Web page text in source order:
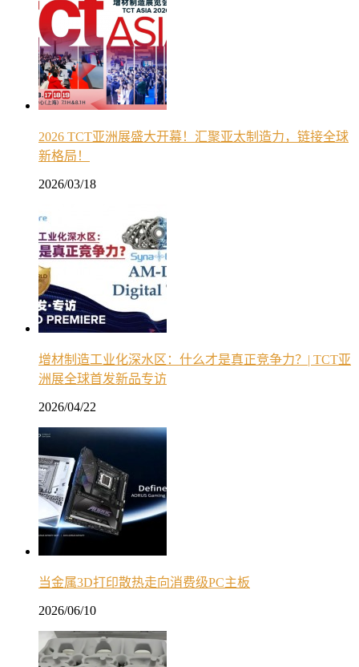
2026 TCT亚洲展盛大开幕！汇聚亚太制造力，链接全球
新格局！
2026/03/18
增材制造工业化深水区：什么才是真正竞争力？| TCT亚
洲展全球首发新品专访
2026/04/22
当金属3D打印散热走向消费级PC主板
2026/06/10